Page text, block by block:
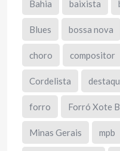
Bahia baixista
Blues bossa nova
choro compositor
Cordelista
forro Forró Xote
Minas Gerais mpb